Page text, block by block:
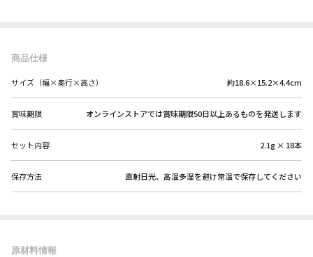
商品仕様
サイズ（幅×奥行×高さ） 約18.6×15.2×4.4cm
賞味期限 オンラインストアでは賞味期限50日以上あるものを発送します
セット内容 2.1g × 18本
保存方法 直射日光、高温多湿を避け常温で保存してください
原材料情報